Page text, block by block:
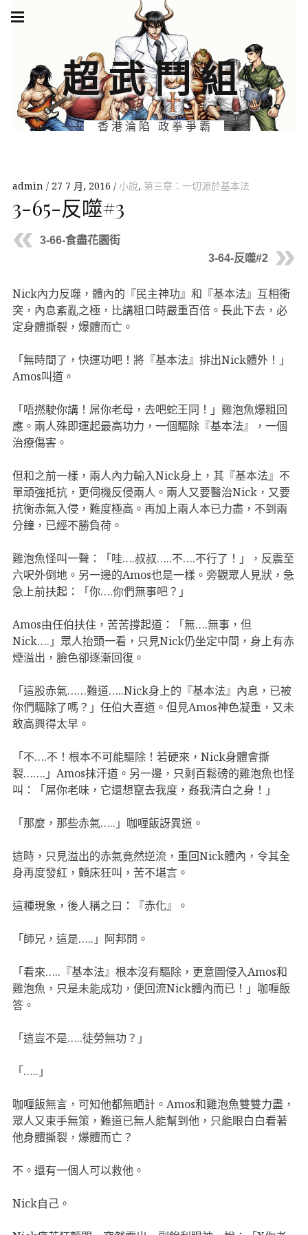
Skip
超武鬥組
香港淪陷 政拳爭霸
navigation
admin 27 7 月, 2016 小說, 第三章：一切源於基本法
3-65-反噬#3
3-66-食盡花園街
3-64-反噬#2
Nick內力反噬，體內的『民主神功』和『基本法』互相衝
突，內息紊亂之極，比講粗口時嚴重百倍。長此下去，必
定身體撕裂，爆體而亡。
「無時間了，快運功吧！將『基本法』排出Nick體外！」
Amos叫道。
「唔撚駛你講！屌你老母，去吧蛇王同！」雞泡魚爆粗回
應。兩人殊即運起最高功力，一個驅除『基本法』，一個
治療傷害。
但和之前一樣，兩人內力輸入Nick身上，其『基本法』不
單頑強抵抗，更伺機反侵兩人。兩人又要醫治Nick，又要
抗衡赤氣入侵，難度極高。再加上兩人本已力盡，不到兩
分鐘，已經不勝負荷。
雞泡魚怪叫一聲：「哇….叔叔…..不….不行了！」，反震至
六呎外倒地。另一邊的Amos也是一樣。旁觀眾人見狀，急
急上前扶起：「你….你們無事吧？」
Amos由任伯扶住，苦苦撐起道：「無….無事，但
Nick….」眾人抬頭一看，只見Nick仍坐定中間，身上有赤
煙溢出，臉色卻逐漸回復。
「這股赤氣……難道…..Nick身上的『基本法』內息，已被
你們驅除了嗎？」任伯大喜道。但見Amos神色凝重，又未
敢高興得太早。
「不….不！根本不可能驅除！若硬來，Nick身體會撕
裂…….」Amos抹汗道。另一邊，只剩百鬆磅的雞泡魚也怪
叫：「屌你老味，它還想竄去我度，姦我清白之身！」
「那麼，那些赤氣…..」咖喱飯訝異道。
這時，只見溢出的赤氣竟然逆流，重回Nick體內，令其全
身再度發紅，顫床狂叫，苦不堪言。
這種現象，後人稱之曰：『赤化』。
「師兄，這是…..」阿邦問。
「看來…..『基本法』根本沒有驅除，更意圖侵入Amos和
雞泡魚，只是未能成功，便回流Nick體內而已！」咖喱飯
答。
「這豈不是…..徒勞無功？」
「…..」
咖喱飯無言，可知他都無晒計。Amos和雞泡魚雙雙力盡，
眾人又束手無策，難道已無人能幫到他，只能眼白白看著
他身體撕裂，爆體而亡？
不。還有一個人可以救他。
Nick自己。